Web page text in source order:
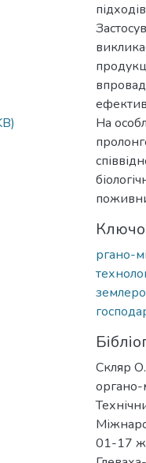
На
ргано-
Скляр
органо-
01-17